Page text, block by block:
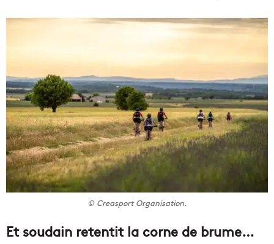
© Creasport Organisation.
Et soudain retentit la corne de brume…